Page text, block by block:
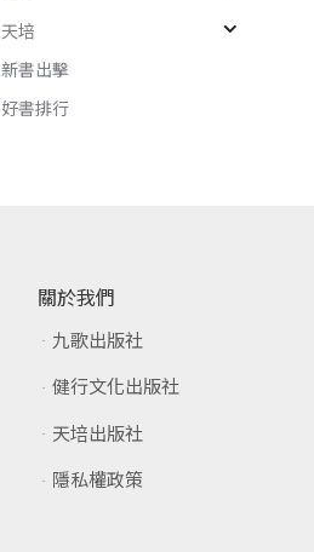
天培
新書出擊
好書排行
關於我們
九歌出版社
健行文化出版社
天培出版社
隱私權政策